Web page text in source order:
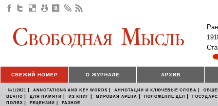
СВЕЖИЙ НОМЕР О ЖУРНАЛЕ АРХИВ
№1/2021 | ANNOTATIONS AND KEY WORDS | АННОТАЦИИ И КЛЮЧЕВЫЕ СЛОВА |
ВЕЧНО | ДЛЯ ПАМЯТИ | ИЗ КНИГ | МИРОВАЯ АРЕНА | ПОЛОЖЕНИЕ ДЕЛ |
ПОЛЯХ | РЕЦЕНЗИИ | РАЗНОЕ